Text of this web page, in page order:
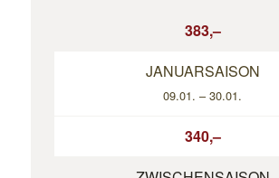
383,–
JANUARSAISON
09.01. – 30.01.
340,–